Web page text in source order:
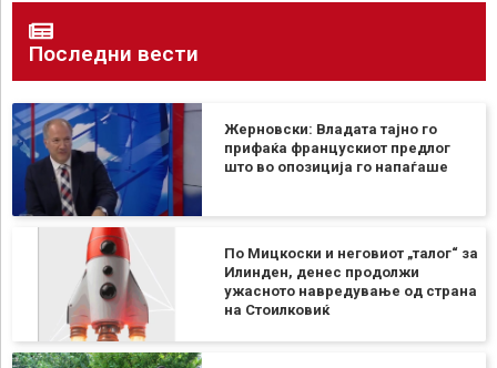
Последни вести
Жерновски: Владата тајно го
прифаќа францускиот предлог
што во опозиција го напаѓаше
По Мицкоски и неговиот „талог“ за
Илинден, денес продолжи
ужасното навредување од страна
на Стоилковиќ